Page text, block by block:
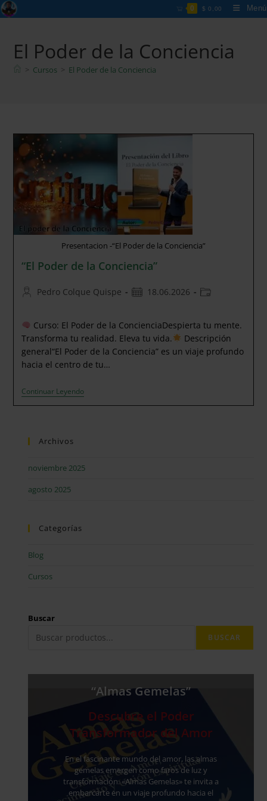
Ir
al
0 $ 0,00 Menú
El Poder de la Conciencia
> Cursos > El Poder de la Conciencia
Presentacion -“El Poder de la Conciencia”
“El Poder de la Conciencia”
Autor
entrada:
Pedro Colque Quispe
Publicación
entrada:
18.06.2026
Categoría
entrada:
Curso: El Poder de la ConcienciaDespierta tu mente.
Transforma tu realidad. Eleva tu vida.
Descripción
general“El Poder de la Conciencia” es un viaje profundo
hacia el centro de tu…
Continuar Leyendo“El
Poder
Archivos
noviembre 2025
agosto 2025
Categorías
Blog
Cursos
Buscar
BUSCAR
“Almas Gemelas”
Descubre el Poder
Transformador del Amor
En el fascinante mundo del amor, las almas
gemelas emergen como faros de luz y
transformación. «Almas Gemelas» te invita a
embarcarte en un viaje profundo hacia el